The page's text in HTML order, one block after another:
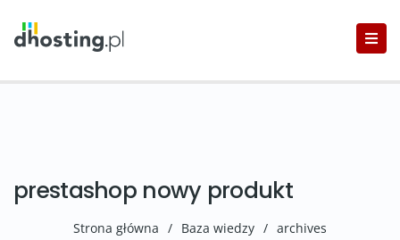
prestashop nowy produkt
Strona główna / Baza wiedzy / archives